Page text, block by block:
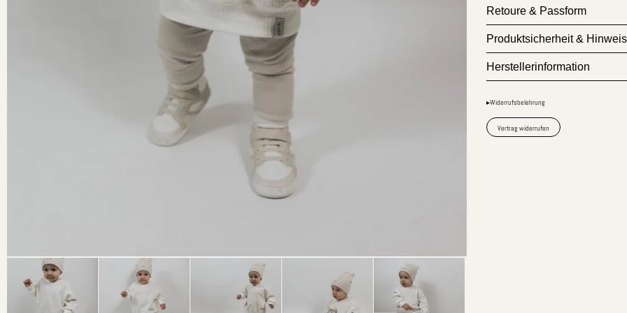
Retoure & Passform
Produktsicherheit &
Herstellerinformation
▸Widerrufsbelehrung
Vertrag widerrufen